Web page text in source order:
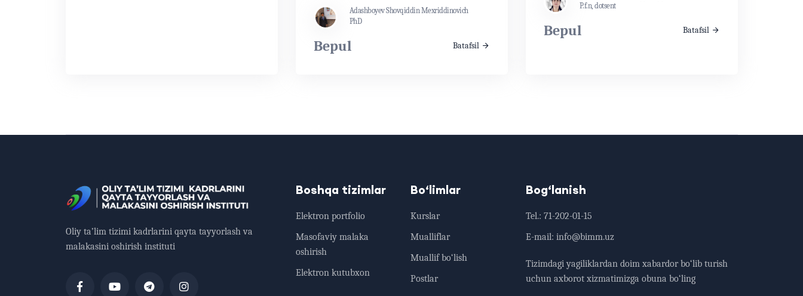
Adashboyev Shovqiddin Mexriddinovich
PhD
Bepul Batafsil
P.f.n, dotsent
Bepul Batafsil
Oliy ta’lim tizimi kadrlarini qayta tayyorlash va
malakasini oshirish instituti
Boshqa tizimlar
Elektron portfolio
Masofaviy malaka
oshirish
Elektron kutubxon
Bo‘limlar
Kurslar
Mualliflar
Muallif bo‘lish
Postlar
Bog‘lanish
Tel.: 71-202-01-15
E-mail: info@bimm.uz
Tizimdagi yagiliklardan doim xabardor bo‘lib turish
uchun axborot xizmatimizga obuna bo‘ling